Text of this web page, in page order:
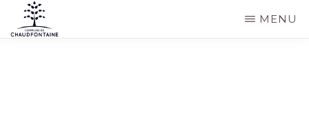
Passer
au
MENU